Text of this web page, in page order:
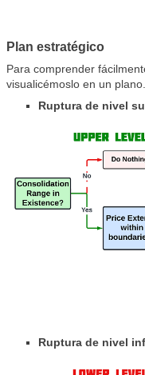
Plan estratégico
Para comprender
visualicémoslo en un plano.
Ruptura de nivel
Ruptura de nivel